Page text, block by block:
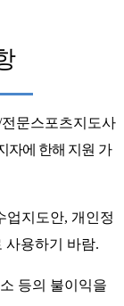
전문스포츠지도사
자에 한해 지원 가
업지도안, 개인정
사용하기 바람.
등의 불이익을